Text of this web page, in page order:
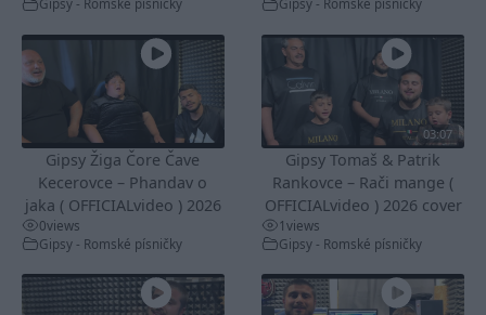
Gipsy - Romské písničky
Gipsy - Romské písničky
Gipsy Žiga Čore Čave
Kecerovce – Phandav o
jaka ( OFFICIALvideo ) 2026
0views
Gipsy - Romské písničky
03:07
Gipsy Tomaš & Patrik
Rankovce – Rači mange (
OFFICIALvideo ) 2026 cover
1views
Gipsy - Romské písničky